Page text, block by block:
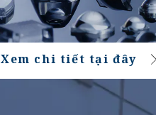
Xem chi tiết tại đây